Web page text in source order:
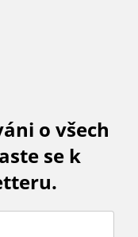
o všech
se k